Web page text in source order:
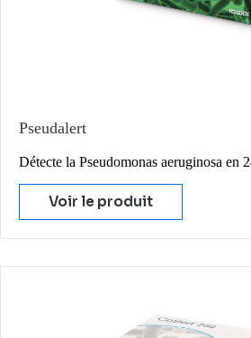
Pseudalert
Détecte la Pseudomonas aeruginosa en
Voir le produit